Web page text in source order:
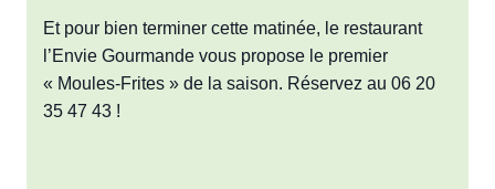
Et pour bien terminer cette matinée, le restaurant
l’Envie Gourmande vous propose le premier
« Moules-Frites » de la saison. Réservez au 06 20
35 47 43 !